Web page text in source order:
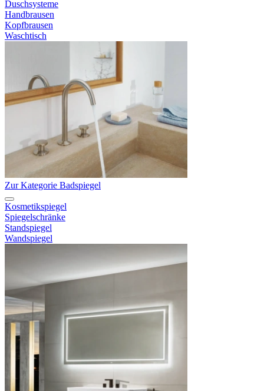
Duschsysteme
Handbrausen
Kopfbrausen
Waschtisch
Zur Kategorie Badspiegel
Kosmetikspiegel
Spiegelschränke
Standspiegel
Wandspiegel